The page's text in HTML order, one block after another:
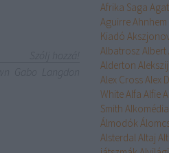
Afrika Saga
AguirreAhnhem
Kiadó
Albatrosz Albert
Alderton
Alex CrossAlex
WhiteAlfa Alfie
Smith Alkomédia
Álmodók
AlsterdalAltaj